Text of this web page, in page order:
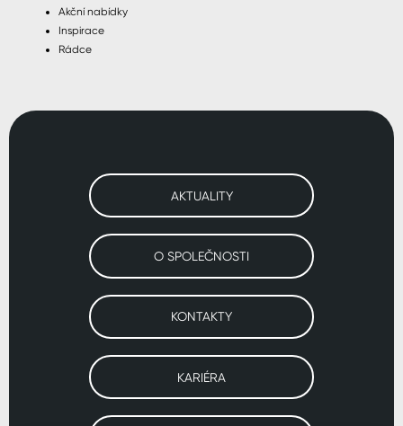
Akční nabídky
Inspirace
Rádce
AKTUALITY
O SPOLEČNOSTI
KONTAKTY
KARIÉRA